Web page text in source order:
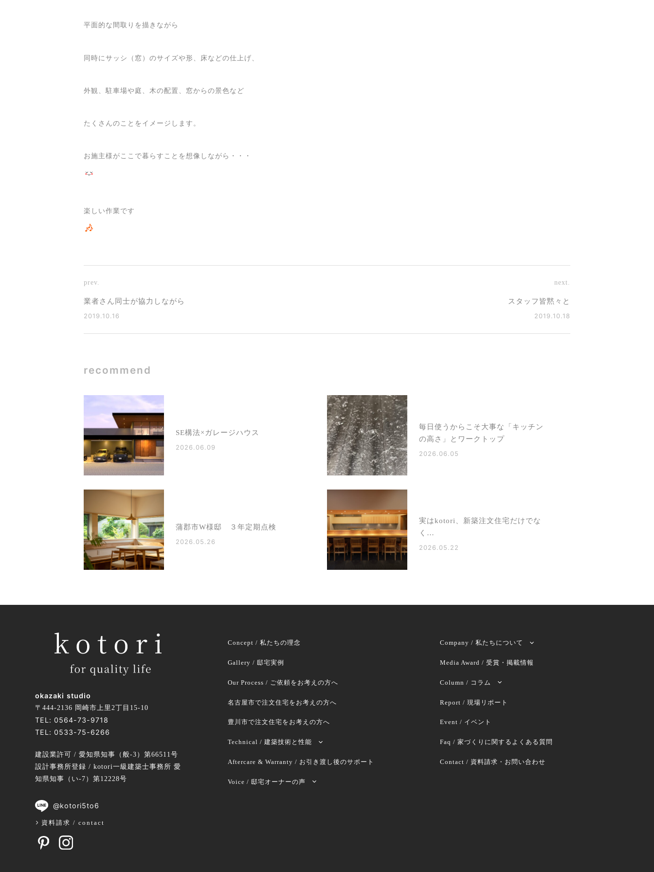
平面的な間取りを描きながら
同時にサッシ（窓）のサイズや形、 床などの仕上げ、
外観、駐車場や庭、木の配置、窓からの景色など
たくさんのことをイメージします。
お施主様がここで暮らすことを想像しながら・・・
楽しい作業です
prev.
業者さん同士が協力しながら
2019.10.16
next.
スタッフ皆黙々と
2019.10.18
recommend
SE構法×ガレージハウス
2026.06.09
毎日使うからこそ大事な「キッチン
の高さ」とワークトップ
2026.06.05
蒲郡市W様邸 ３年定期点検
2026.05.26
実はkotori、新築注文住宅だけでな
く…
2026.05.22
okazaki studio
〒444-2136 岡崎市上里2丁目15-10
TEL: 0564-73-9718
TEL: 0533-75-6266
建設業許可 / 愛知県知事（般-3）第66511号
設計事務所登録 / kotori一級建築士事務所 愛
知県知事（い-7）第12228号
@kotori5to6
資料請求 / contact
Concept / 私たちの理念
Gallery / 邸宅実例
Our Process / ご依頼をお考えの方へ
名古屋市で注文住宅をお考えの方へ
豊川市で注文住宅をお考えの方へ
Technical / 建築技術と性能
Aftercare & Warranty / お引き渡し後のサポート
Voice / 邸宅オーナーの声
Company / 私たちについて
Media Award / 受賞・掲載情報
Column / コラム
Report / 現場リポート
Event / イベント
Faq / 家づくりに関するよくある質問
Contact / 資料請求・お問い合わせ